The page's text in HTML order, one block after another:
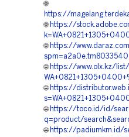
🌐
https://
🌐 https://
🌐 https://
🌐 https://www.olx.kz/
🌐 https://
🌐 https://toco.id/id/
q=product/
🌐 https://padiumkm.id/